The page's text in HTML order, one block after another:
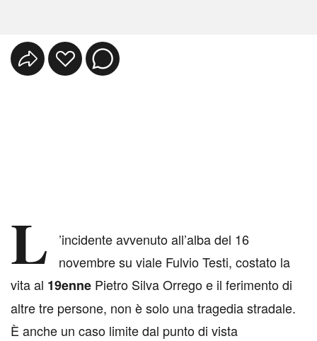
L
’incidente avvenuto all’alba del 16
novembre su viale Fulvio Testi, costato la
vita al 19enne Pietro Silva Orrego e il ferimento di
altre tre persone, non è solo una tragedia stradale.
È anche un caso limite dal punto di vista